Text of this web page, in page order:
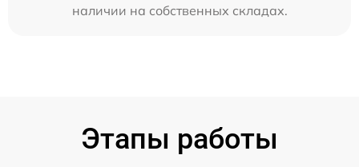
наличии на собственных складах.
Этапы работы